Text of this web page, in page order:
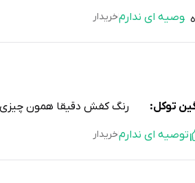
توصیه ای ندارمخریدار
توکل: رنگ کفش دقیقا همون
توصیه ای ندارمخریدار